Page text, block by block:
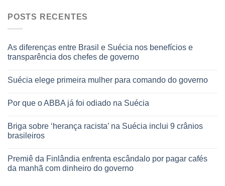
POSTS RECENTES
As diferenças entre Brasil e Suécia nos benefícios e
transparência dos chefes de governo
Suécia elege primeira mulher para comando do governo
Por que o ABBA já foi odiado na Suécia
Briga sobre ‘herança racista’ na Suécia inclui 9 crânios
brasileiros
Premiê da Finlândia enfrenta escândalo por pagar cafés
da manhã com dinheiro do governo